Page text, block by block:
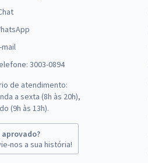
mail
3003-0894
de atendimento:
a sexta (8h às 20h),
(9h às 13h).
aprovado?
nos a sua história!